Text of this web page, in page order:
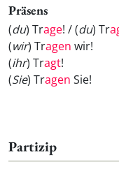
Präsens
(du) Trage! / (du) Tr
(wir) Tragen wir!
(ihr) Tragt!
(Sie) Tragen Sie!
Partizip